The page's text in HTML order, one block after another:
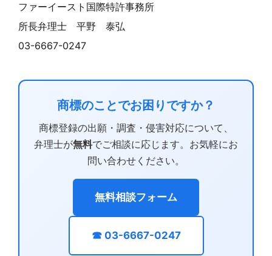
ファーイースト国際特許事務所
所長弁理士 平野 泰弘
03-6667-0247
商標のことでお困りですか？
商標登録の出願・調査・侵害対応について、
弁理士が無料でご相談に応じます。お気軽にお
問い合わせください。
無料相談フォーム
☎ 03-6667-0247